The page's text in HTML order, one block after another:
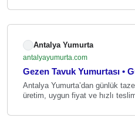
Antalya Yumurta
antalyayumurta.com
Gezen Tavuk Yumurtası •
Antalya Yumurta’dan günlük
üretim, uygun fiyat ve hızlı